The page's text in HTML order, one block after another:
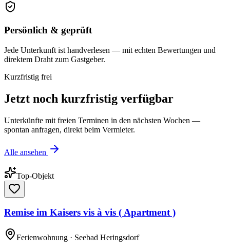
Persönlich & geprüft
Jede Unterkunft ist handverlesen — mit echten Bewertungen und
direktem Draht zum Gastgeber.
Kurzfristig frei
Jetzt noch kurzfristig verfügbar
Unterkünfte mit freien Terminen in den nächsten Wochen —
spontan anfragen, direkt beim Vermieter.
Alle ansehen
Top-Objekt
Remise im Kaisers vis à vis ( Apartment )
Ferienwohnung · Seebad Heringsdorf